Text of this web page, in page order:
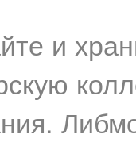
и